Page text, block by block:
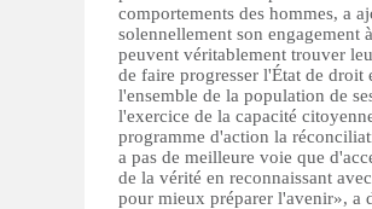
comportements des hommes, a
solennellement son engagement
peuvent véritablement trouver
de faire progresser l'État de droit
l'ensemble de la population de
l'exercice de la capacité
programme d'action la
a pas de meilleure voie que
de la vérité en reconnaissant
pour mieux préparer l'avenir», a